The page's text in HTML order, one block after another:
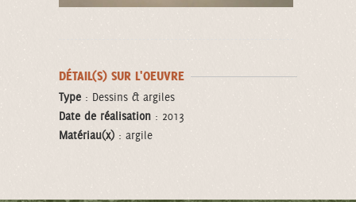
DÉTAIL(S) SUR L'OEUVRE
Type : Dessins & argiles
Date de réalisation : 2013
Matériau(x) : argile